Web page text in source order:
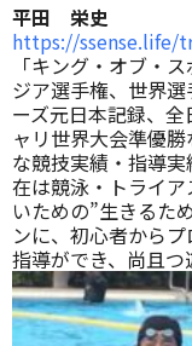
平田 栄史
https://ssense.life/
「キング・オブ・
ジア選手権、世界
ーズ元日本記録、
ャリ世界大会準優
な競技実績・指導
在は競泳・トライ
いための”生きるた
ンに、初心者から
指導ができ、尚且つ